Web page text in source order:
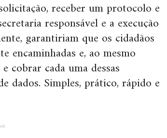
receber um protocolo e
responsável e a execução
garantiriam que os cidadãos
encaminhadas e, ao mesmo
cobrar cada uma dessas
dados. Simples, prático, rápido e